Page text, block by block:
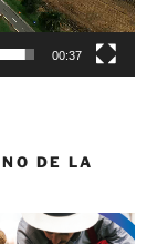
00:37
DE LA